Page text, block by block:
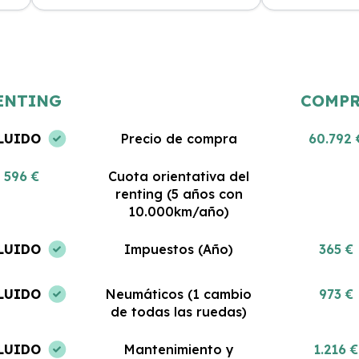
Precio de compra 60.792
596 €
Cuota orientativa del
renting (5 años con
10.000km/año)
Impuestos (Año) 365 €
Neumáticos (1 cambio
de todas las ruedas)
973 €
Mantenimiento y 1.216 €